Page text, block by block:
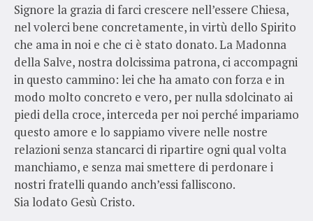
Signore la grazia di farci crescere nell’essere Chiesa,
nel volerci bene concretamente, in virtù dello Spirito
che ama in noi e che ci è stato donato. La Madonna
della Salve, nostra dolcissima patrona, ci accompagni
in questo cammino: lei che ha amato con forza e in
modo molto concreto e vero, per nulla sdolcinato ai
piedi della croce, interceda per noi perché impariamo
questo amore e lo sappiamo vivere nelle nostre
relazioni senza stancarci di ripartire ogni qual volta
manchiamo, e senza mai smettere di perdonare i
nostri fratelli quando anch’essi falliscono.
Sia lodato Gesù Cristo.